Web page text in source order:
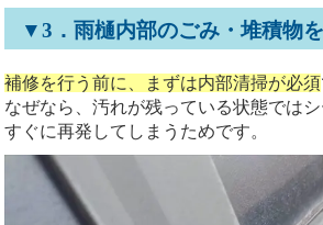
▼3．雨樋内部のごみ・堆積物
補修を行う前に、まずは内部清掃が必須
なぜなら、汚れが残っている状態ではシ
すぐに再発してしまうためです。